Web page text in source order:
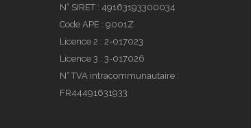
N° SIRET : 49163193300034
Code APE : 9001Z
Licence 2 : 2-017023
Licence 3 : 3-017026
N° TVA intracommunautaire :
FR44491631933